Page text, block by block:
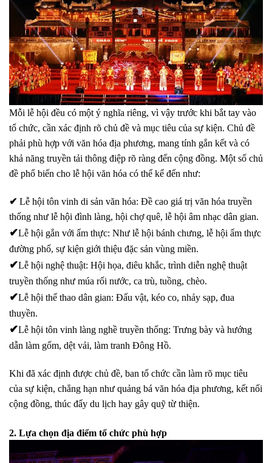
Mỗi lễ hội đều có một ý nghĩa riêng, vì vậy trước khi bắt tay vào
tổ chức, cần xác định rõ chủ đề và mục tiêu của sự kiện. Chủ đề
phải phù hợp với văn hóa địa phương, mang tính gắn kết và có
khả năng truyền tải thông điệp rõ ràng đến cộng đồng. Một số chủ
đề phổ biến cho lễ hội văn hóa có thể kể đến như:
✔ Lễ hội tôn vinh di sản văn hóa: Đề cao giá trị văn hóa truyền
thống như lễ hội đình làng, hội chợ quê, lễ hội âm nhạc dân gian.
✔Lễ hội gắn với ẩm thực: Như lễ hội bánh chưng, lễ hội ẩm thực
đường phố, sự kiện giới thiệu đặc sản vùng miền.
✔Lễ hội nghệ thuật: Hội họa, điêu khắc, trình diễn nghệ thuật
truyền thống như múa rối nước, ca trù, tuồng, chèo.
✔Lễ hội thể thao dân gian: Đấu vật, kéo co, nhảy sạp, đua
thuyền.
✔Lễ hội tôn vinh làng nghề truyền thống: Trưng bày và hướng
dẫn làm gốm, dệt vải, làm tranh Đông Hồ.
Khi đã xác định được chủ đề, ban tổ chức cần làm rõ mục tiêu
của sự kiện, chẳng hạn như quảng bá văn hóa địa phương, kết nối
cộng đồng, thúc đẩy du lịch hay gây quỹ từ thiện.
2. Lựa chọn địa điểm tổ chức phù hợp